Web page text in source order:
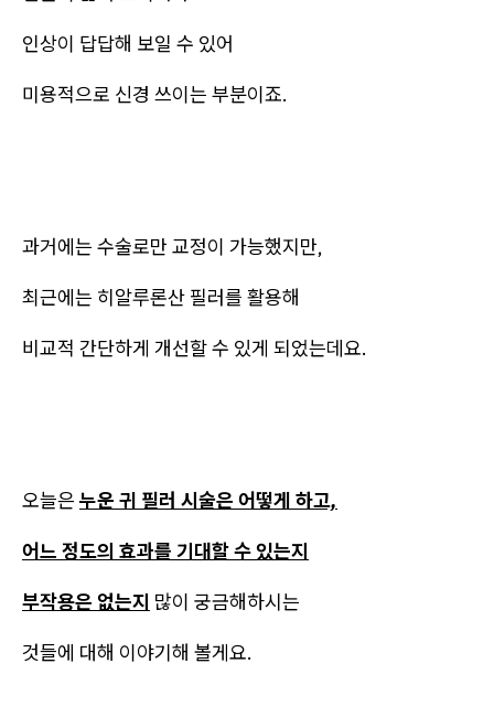
인상이 답답해 보일 수 있어
미용적으로 신경 쓰이는 부분이죠.
과거에는 수술로만 교정이 가능했지만,
최근에는 히알루론산 필러를 활용해
비교적 간단하게 개선할 수 있게 되었는데요.
오늘은누운 귀 필러 시술은 어떻게 하고,
어느 정도의 효과를 기대할 수 있는지
부작용은 없는지 많이 궁금해하시는
것들에 대해 이야기해 볼게요.